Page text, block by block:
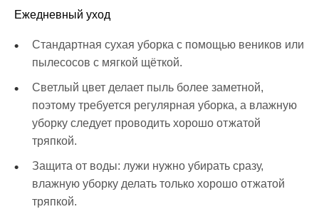
Ежедневный уход
Стандартная сухая уборка с помощью веников или
пылесосов с мягкой щёткой.
Светлый цвет делает пыль более заметной,
поэтому требуется регулярная уборка, а влажную
уборку следует проводить хорошо отжатой
тряпкой.
Защита от воды: лужи нужно убирать сразу,
влажную уборку делать только хорошо отжатой
тряпкой.